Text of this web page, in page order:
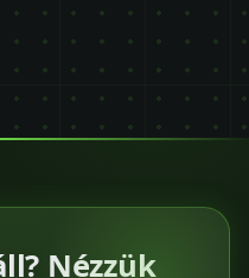
Nézzük